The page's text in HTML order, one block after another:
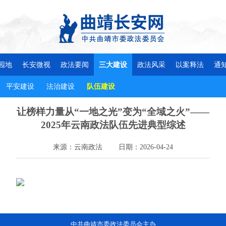
地 长安微视 政法要闻 三大建设 政法风采 以案释法 通
平安建设 法治建设 队伍建设
让榜样力量从“一地之光”变为“全域之火”——
2025年云南政法队伍先进典型综述
来源：云南政法 日期：2026-04-24